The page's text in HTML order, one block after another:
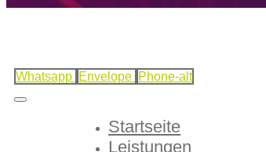
Whatsapp Envelope Phone-alt
Startseite
Leistungen